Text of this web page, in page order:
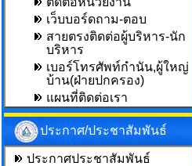
เว็บบอร์ดถาม-ตอบ
สายตรงติดต่อผู้บริหาร-นัก
บริหาร
เบอร์โทรศัพท์กำนัน,ผู้ใหญ่
บ้าน(ฝ่ายปกครอง)
แผนที่ติดต่อเรา
ประกาศ/ประชาสัมพันธ์
ประกาศประชาสัมพันธ์